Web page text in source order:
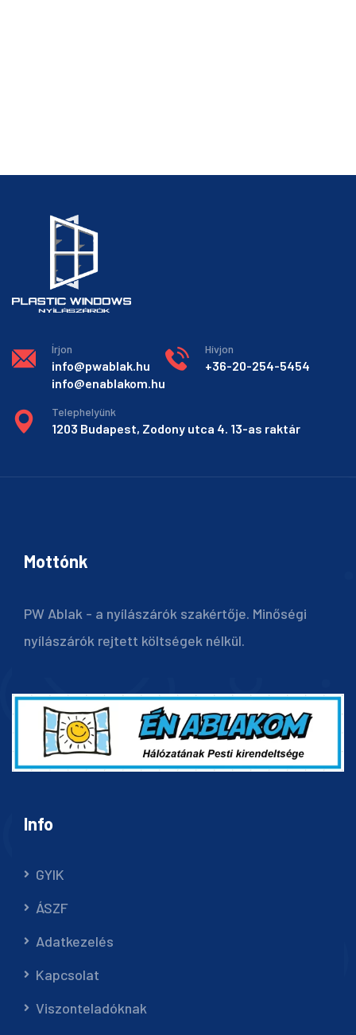
Írjon
info@pwablak.hu
info@enablakom.hu
Hívjon
+36-20-254-5454
Telephelyünk
1203 Budapest, Zodony utca 4. 13-as raktár
Mottónk
PW Ablak - a nyílászárók szakértője. Minőségi
nyílászárók rejtett költségek nélkül.
Info
GYIK
ÁSZF
Adatkezelés
Kapcsolat
Viszonteladóknak